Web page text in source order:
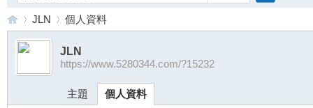
台›
JLN
›
個人資料
JLN
https://www.5280344.com/?15232
主題 個人資料